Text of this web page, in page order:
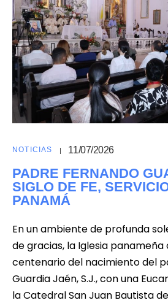
NOTICIAS 11/07/2026
PADRE FERNANDO
SIGLO DE FE,
PANAMÁ
En un ambiente de profunda
de gracias, la Iglesia
centenario del nacimiento del
Guardia Jaén, S.J., con una
la Catedral San Juan Bautista